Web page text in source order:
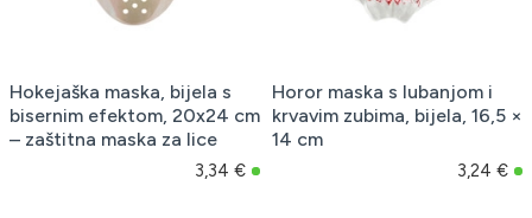
Hokejaška maska, bijela s
bisernim efektom, 20x24 cm
– zaštitna maska za lice
3,34 €
Horor maska s lubanjom i
krvavim zubima, bijela, 16,5 ×
14 cm
3,24 €